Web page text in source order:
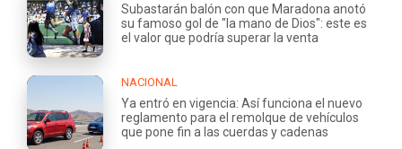
Subastarán balón con que Maradona anotó
su famoso gol de "la mano de Dios": este es
el valor que podría superar la venta
NACIONAL
Ya entró en vigencia: Así funciona el nuevo
reglamento para el remolque de vehículos
que pone fin a las cuerdas y cadenas